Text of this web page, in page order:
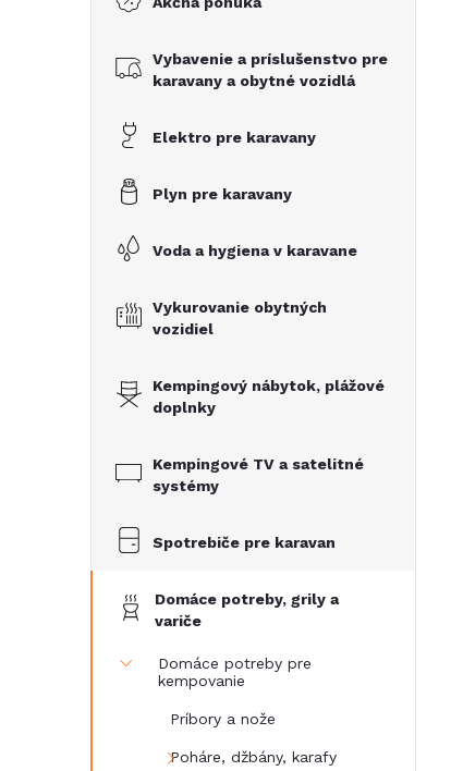
Vybavenie a príslušenstvo pre
karavany a obytné vozidlá
Elektro pre karavany
Plyn pre karavany
Voda a hygiena v karavane
Vykurovanie obytných
vozidiel
Kempingový nábytok, plážové
doplnky
Kempingové TV a satelitné
systémy
Spotrebiče pre karavan
Domáce potreby, grily a
variče
Domáce potreby pre
kempovanie
Príbory a nože
Poháre, džbány, karafy